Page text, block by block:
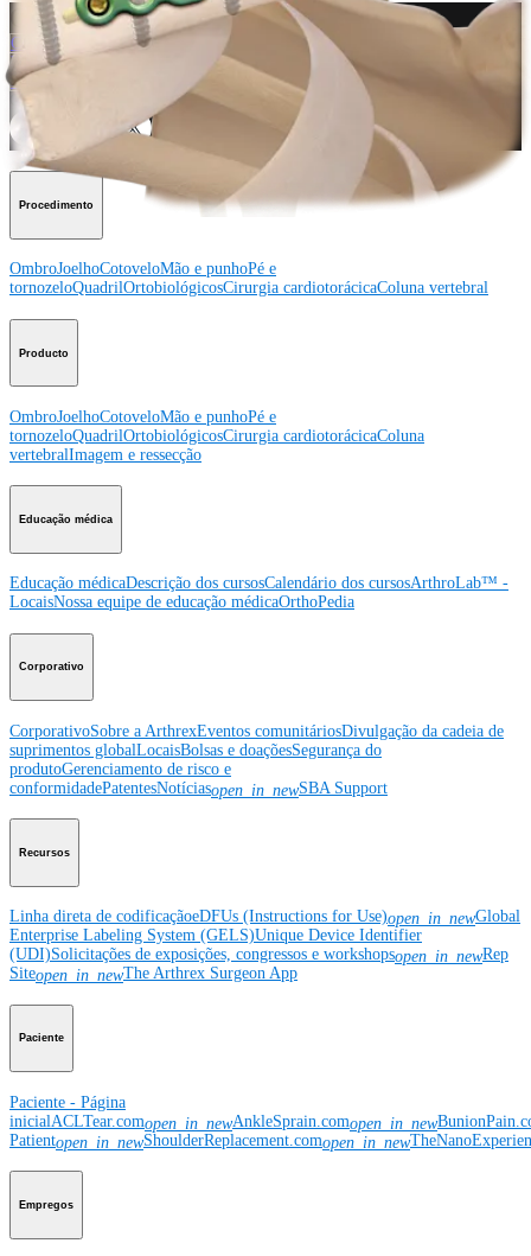
Como podemos ajudar?
Contacte um representante
Veja eventos, laboratórios e oportunidades educacionais
Inscreva-se para receber: O que há de novo na Arthrex?
Conecte-se conosco
Procedimento
OmbroJoelhoCotoveloMão e punhoPé e
tornozeloQuadrilOrtobiológicosCirurgia cardiotorácicaColuna vertebral
Producto
OmbroJoelhoCotoveloMão e punhoPé e
tornozeloQuadrilOrtobiológicosCirurgia cardiotorácicaColuna
vertebralImagem e ressecção
Educação médica
Educação médicaDescrição dos cursosCalendário dos cursosArthroLab™ -
LocaisNossa equipe de educação médicaOrthoPedia
Corporativo
CorporativoSobre a ArthrexEventos comunitáriosDivulgação da cadeia de
suprimentos globalLocaisBolsas e doaçõesSegurança do
produtoGerenciamento de risco e
conformidadePatentesNotíciasopen_in_newSBA Support
Recursos
Linha direta de codificaçãoeDFUs (Instructions for Use)open_in_newGlobal
Enterprise Labeling System (GELS)Unique Device Identifier
(UDI)Solicitações de exposições, congressos e workshopsopen_in_newRep
Siteopen_in_newThe Arthrex Surgeon App
Paciente
Paciente - Página
inicialACLTear.comopen_in_newAnkleSprain.comopen_in_new
Patientopen_in_newShoulderReplacement.comopen_in_new
Empregos